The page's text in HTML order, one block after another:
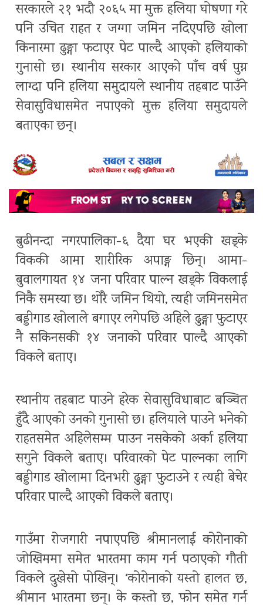
सरकारले २१ भदौ २०६५ मा मुक्त हलिया घोषणा गरे
पनि उचित राहत र जग्गा जमिन नदिएपछि खोला
किनारमा ढुङ्गा फटाएर पेट पाल्दै आएको हलियाको
गुनासो छ। स्थानीय सरकार आएको पाँच वर्ष पुग्न
लाग्दा पनि हलिया समुदायले स्थानीय तहबाट पाउँने
सेवासुविधासमेत नपाएको मुक्त हलिया समुदायले
बताएका छन्।
बुढीनन्दा नगरपालिका-६ दैया घर भएकी खड्के
विककी आमा शारीरिक अपाङ्ग छिन्। आमा-
बुवालगायत १४ जना परिवार पाल्न खड्के विकलाई
निकै समस्या छ। थोरै जमिन थियो, त्यही जमिनसमेत
बड्डीगाड खोलाले बगाएर लगेपछि अहिले ढुङ्गा फुटाएर
नै सकिनसकी १४ जनाको परिवार पाल्दै आएको
विकले बताए।
स्थानीय तहबाट पाउने हरेक सेवासुविधाबाट बञ्चित
हुँदै आएको उनको गुनासो छ। हलियाले पाउने भनेको
राहतसमेत अहिलेसम्म पाउन नसकेको अर्का हलिया
सगुने विकले बताए। परिवारको पेट पाल्नका लागि
बड्डीगाड खोलामा दिनभरी ढुङ्गा फुटाउने र त्यही बेचेर
परिवार पाल्दै आएको विकले बताए।
गाउँमा रोजगारी नपाएपछि श्रीमानलाई कोरोनाको
जोखिममा समेत भारतमा काम गर्न पठाएको गौती
विकले दुखेसो पोखिन्। ‘कोरोनाको यस्तो हालत छ,
श्रीमान भारतमा छन्। के कस्तो छ, फोन समेत गर्न